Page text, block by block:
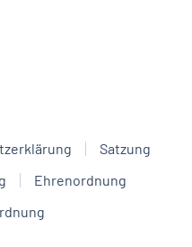
Satzung
Ehrenordnung